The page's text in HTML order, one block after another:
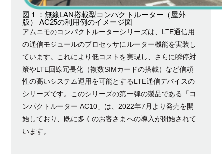
図１：無線LAN搭載型コンパクトルーター（屋外
版） AC25の利用例のイメージ図
アムニモのコンパクトルーターシリーズは、LTE通信用
の通信モジュールのプロセッサにルーター機能を実装し
ています。これにより低コストを実現し、さらに瞬停対
策やLTE回線冗長化（複数SIMカードの搭載）など信頼
性の高いシステム運用を可能とするLTE通信デバイスの
シリーズです。このシリーズの第一弾の製品である「コ
ンパクトルーター AC10」は、2022年7月より発売を開
始しており、既に多くのお客さまへの導入が開始されて
います。